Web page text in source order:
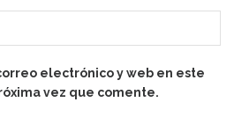
electrónico y web en este
vez que comente.